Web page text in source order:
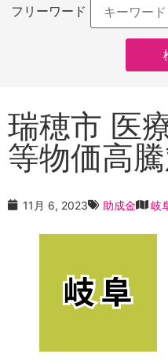
フリーワード
瑞穂市 医
等物価高
11月 6, 2023 助成金 岐